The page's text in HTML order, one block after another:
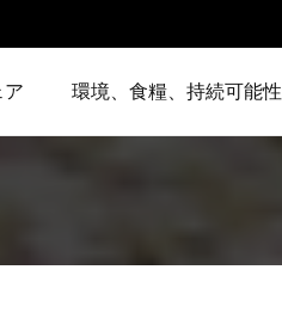
ア 環境、食糧、持続可能性